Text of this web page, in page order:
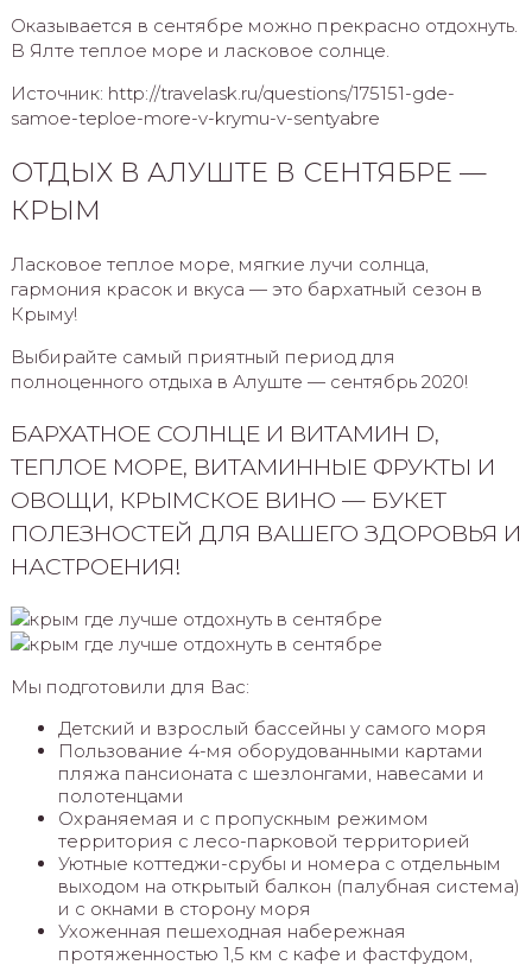
Оказывается в сентябре можно прекрасно отдохнуть.
В Ялте теплое море и ласковое солнце.
Источник: http://travelask.ru/questions/175151-gde-
samoe-teploe-more-v-krymu-v-sentyabre
ОТДЫХ В АЛУШТЕ В СЕНТЯБРЕ —
КРЫМ
Ласковое теплое море, мягкие лучи солнца,
гармония красок и вкуса — это бархатный сезон в
Крыму!
Выбирайте самый приятный период для
полноценного отдыха в Алуште — сентябрь 2020!
БАРХАТНОЕ СОЛНЦЕ И ВИТАМИН D,
ТЕПЛОЕ МОРЕ, ВИТАМИННЫЕ ФРУКТЫ И
ОВОЩИ, КРЫМСКОЕ ВИНО — БУКЕТ
ПОЛЕЗНОСТЕЙ ДЛЯ ВАШЕГО ЗДОРОВЬЯ И
НАСТРОЕНИЯ!
Мы подготовили для Вас:
Детский и взрослый бассейны у самого моря
Пользование 4-мя оборудованными картами
пляжа пансионата с шезлонгами, навесами и
полотенцами
Охраняемая и с пропускным режимом
территория с лесо-парковой территорией
Уютные коттеджи-срубы и номера с отдельным
выходом на открытый балкон (палубная система)
и с окнами в сторону моря
Ухоженная пешеходная набережная
протяженностью 1,5 км с кафе и фастфудом,